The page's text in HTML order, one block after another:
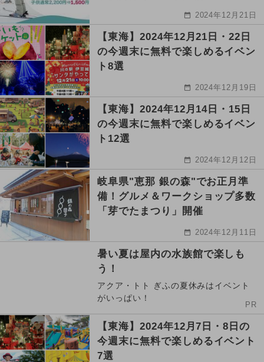
2024年12月21日
【東海】2024年12月21日・22日
の今週末に無料で楽しめるイベン
ト8選
2024年12月19日
【東海】2024年12月14日・15日
の今週末に無料で楽しめるイベン
ト12選
2024年12月12日
岐阜県"恵那 銀の森"でお正月準
備！グルメ＆ワークショップ多数
「芽でたまつり」開催
2024年12月11日
暑い夏は屋内の水族館で楽しも
う！
アクア・トト ぎふの夏休みはイベント
がいっぱい！
PR
【東海】2024年12月7日・8日の
今週末に無料で楽しめるイベント
7選